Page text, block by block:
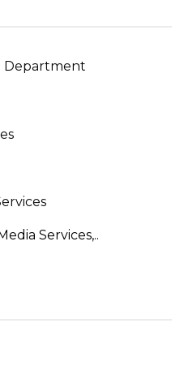
Department
Services,..